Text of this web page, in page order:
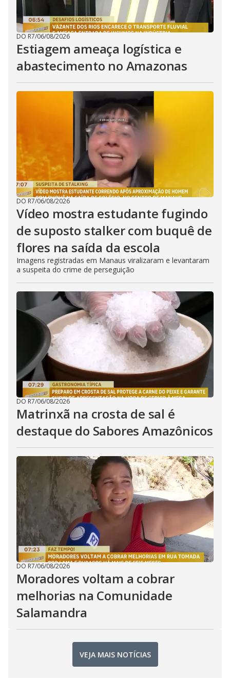
DO R7/06/08/2026
Estiagem ameaça logística e
abastecimento no Amazonas
DO R7/06/08/2026
Vídeo mostra estudante fugindo
de suposto stalker com buquê de
flores na saída da escola
Imagens registradas em Manaus viralizaram e levantaram
a suspeita do crime de perseguição
DO R7/06/08/2026
Matrinxã na crosta de sal é
destaque do Sabores Amazônicos
DO R7/06/08/2026
Moradores voltam a cobrar
melhorias na Comunidade
Salamandra
VEJA MAIS NOTÍCIAS